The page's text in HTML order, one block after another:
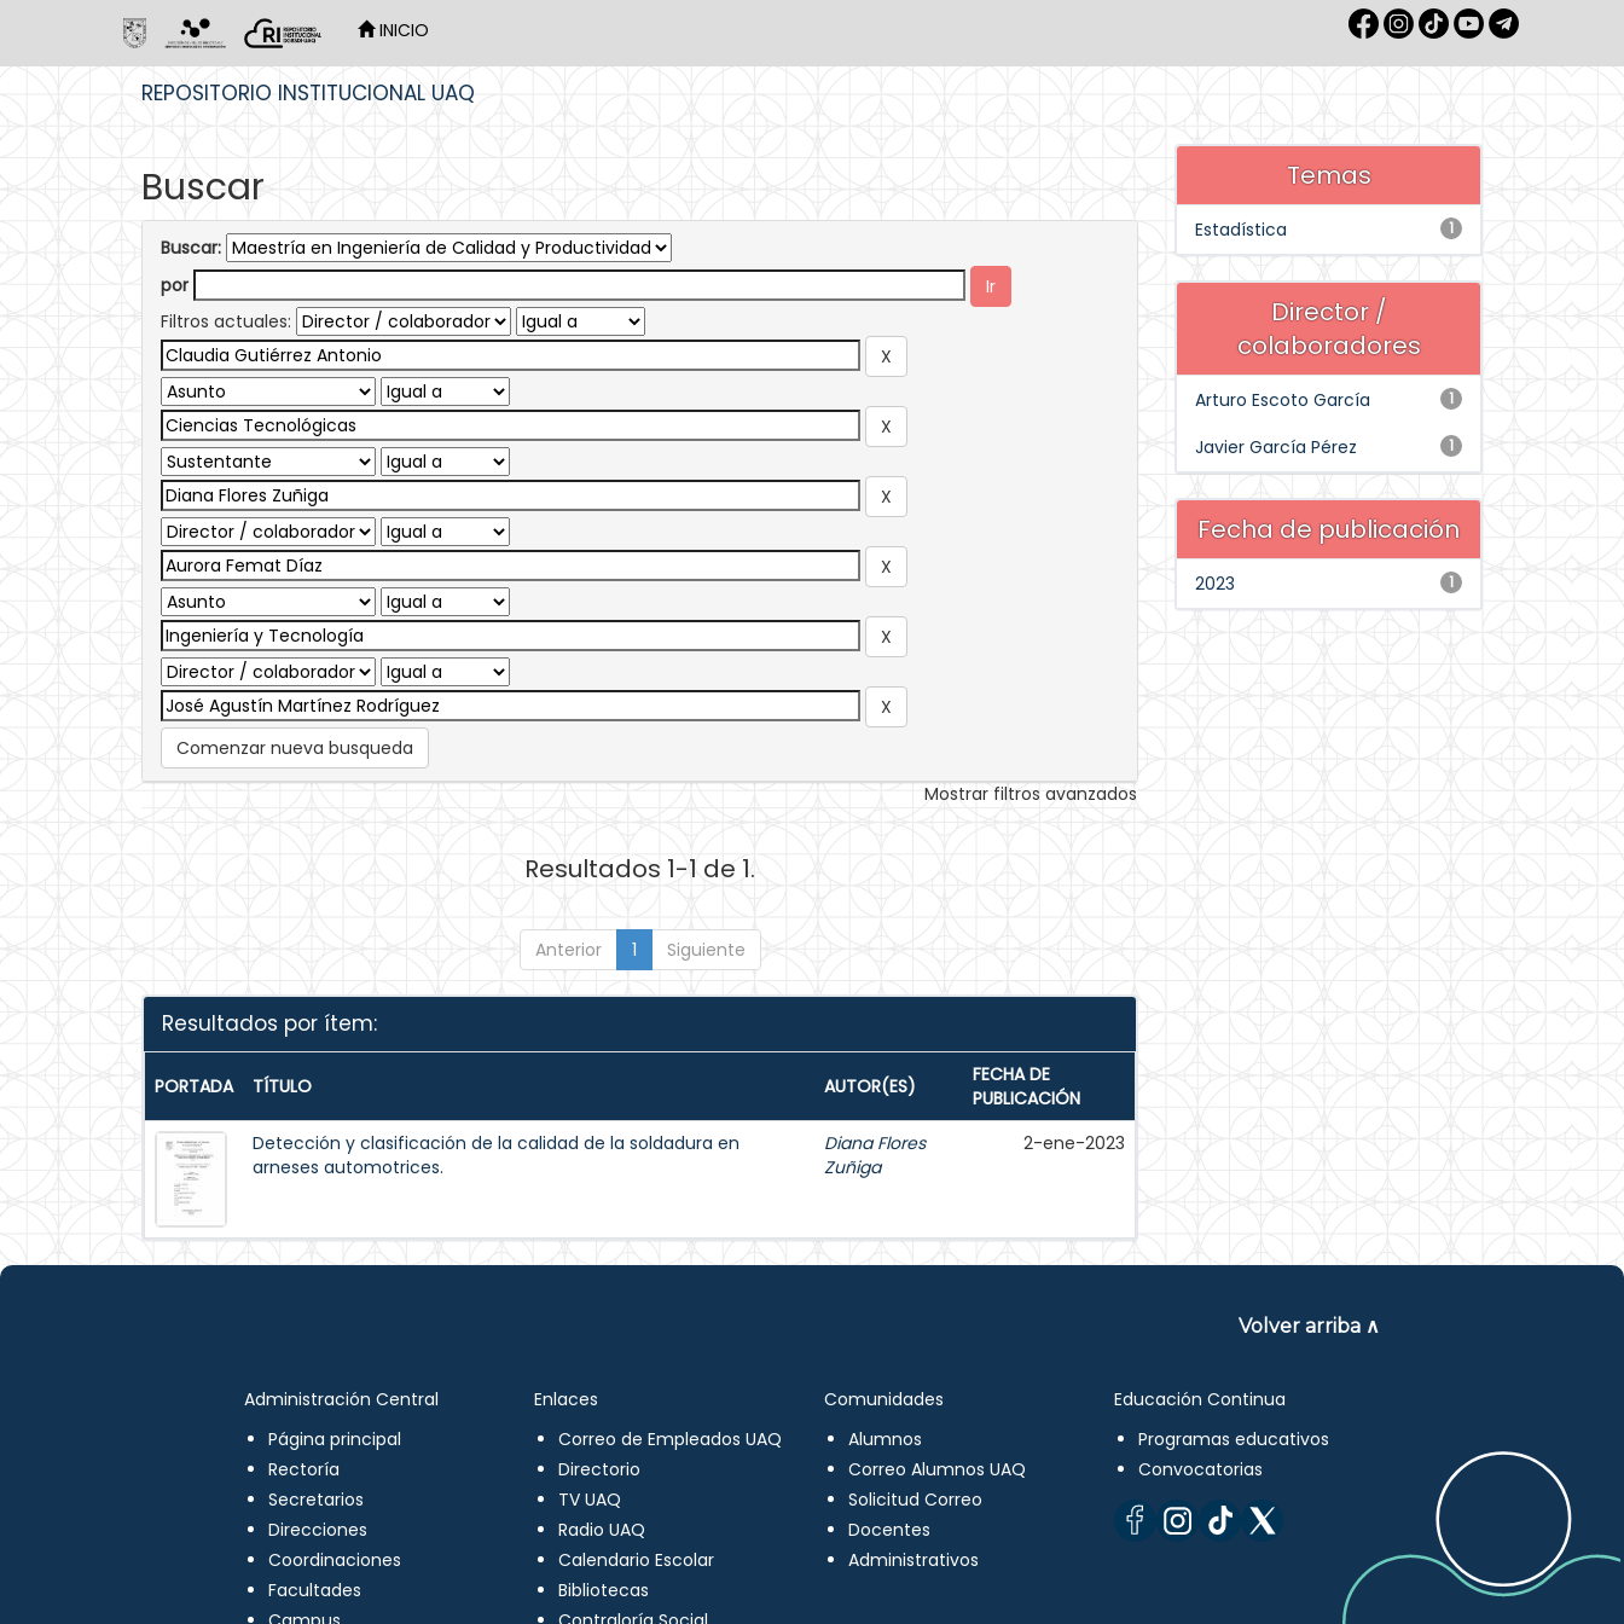
INICIO
REPOSITORIO INSTITUCIONAL UAQ
Buscar
Buscar:
por
Filtros actuales:
Comenzar nueva busqueda
Mostrar filtros avanzados
Resultados 1-1 de 1.
Anterior 1 Siguiente
Resultados por ítem:
PORTADA TÍTULO AUTOR(ES)
FECHA DE
PUBLICACIÓN
Detección y clasificación de la calidad de la soldadura en
arneses automotrices.
Diana Flores
Zuñiga
2-ene-2023
Temas
1
Estadística
Director /
colaboradores
1
Arturo Escoto García
1
Javier García Pérez
Fecha de publicación
1
2023
Volver arriba ∧
Administración Central
Página principal
Rectoría
Secretarios
Direcciones
Coordinaciones
Facultades
Enlaces
Correo de Empleados UAQ
Directorio
TV UAQ
Radio UAQ
Calendario Escolar
Bibliotecas
Comunidades
Alumnos
Correo Alumnos UAQ
Solicitud Correo
Docentes
Administrativos
Educación Continua
Programas educativos
Convocatorias